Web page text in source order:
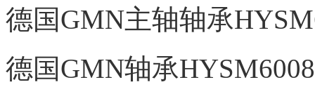
德国GMN主轴轴承
德国GMN轴承